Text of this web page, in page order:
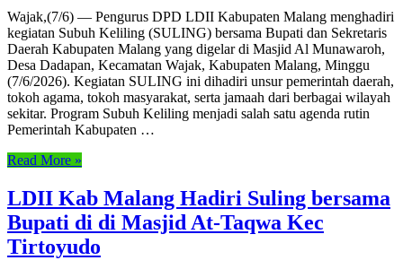
Wajak,(7/6) — Pengurus DPD LDII Kabupaten Malang menghadiri
kegiatan Subuh Keliling (SULING) bersama Bupati dan Sekretaris
Daerah Kabupaten Malang yang digelar di Masjid Al Munawaroh,
Desa Dadapan, Kecamatan Wajak, Kabupaten Malang, Minggu
(7/6/2026). Kegiatan SULING ini dihadiri unsur pemerintah daerah,
tokoh agama, tokoh masyarakat, serta jamaah dari berbagai wilayah
sekitar. Program Subuh Keliling menjadi salah satu agenda rutin
Pemerintah Kabupaten …
Read More »
LDII Kab Malang Hadiri Suling bersama
Bupati di di Masjid At-Taqwa Kec
Tirtoyudo